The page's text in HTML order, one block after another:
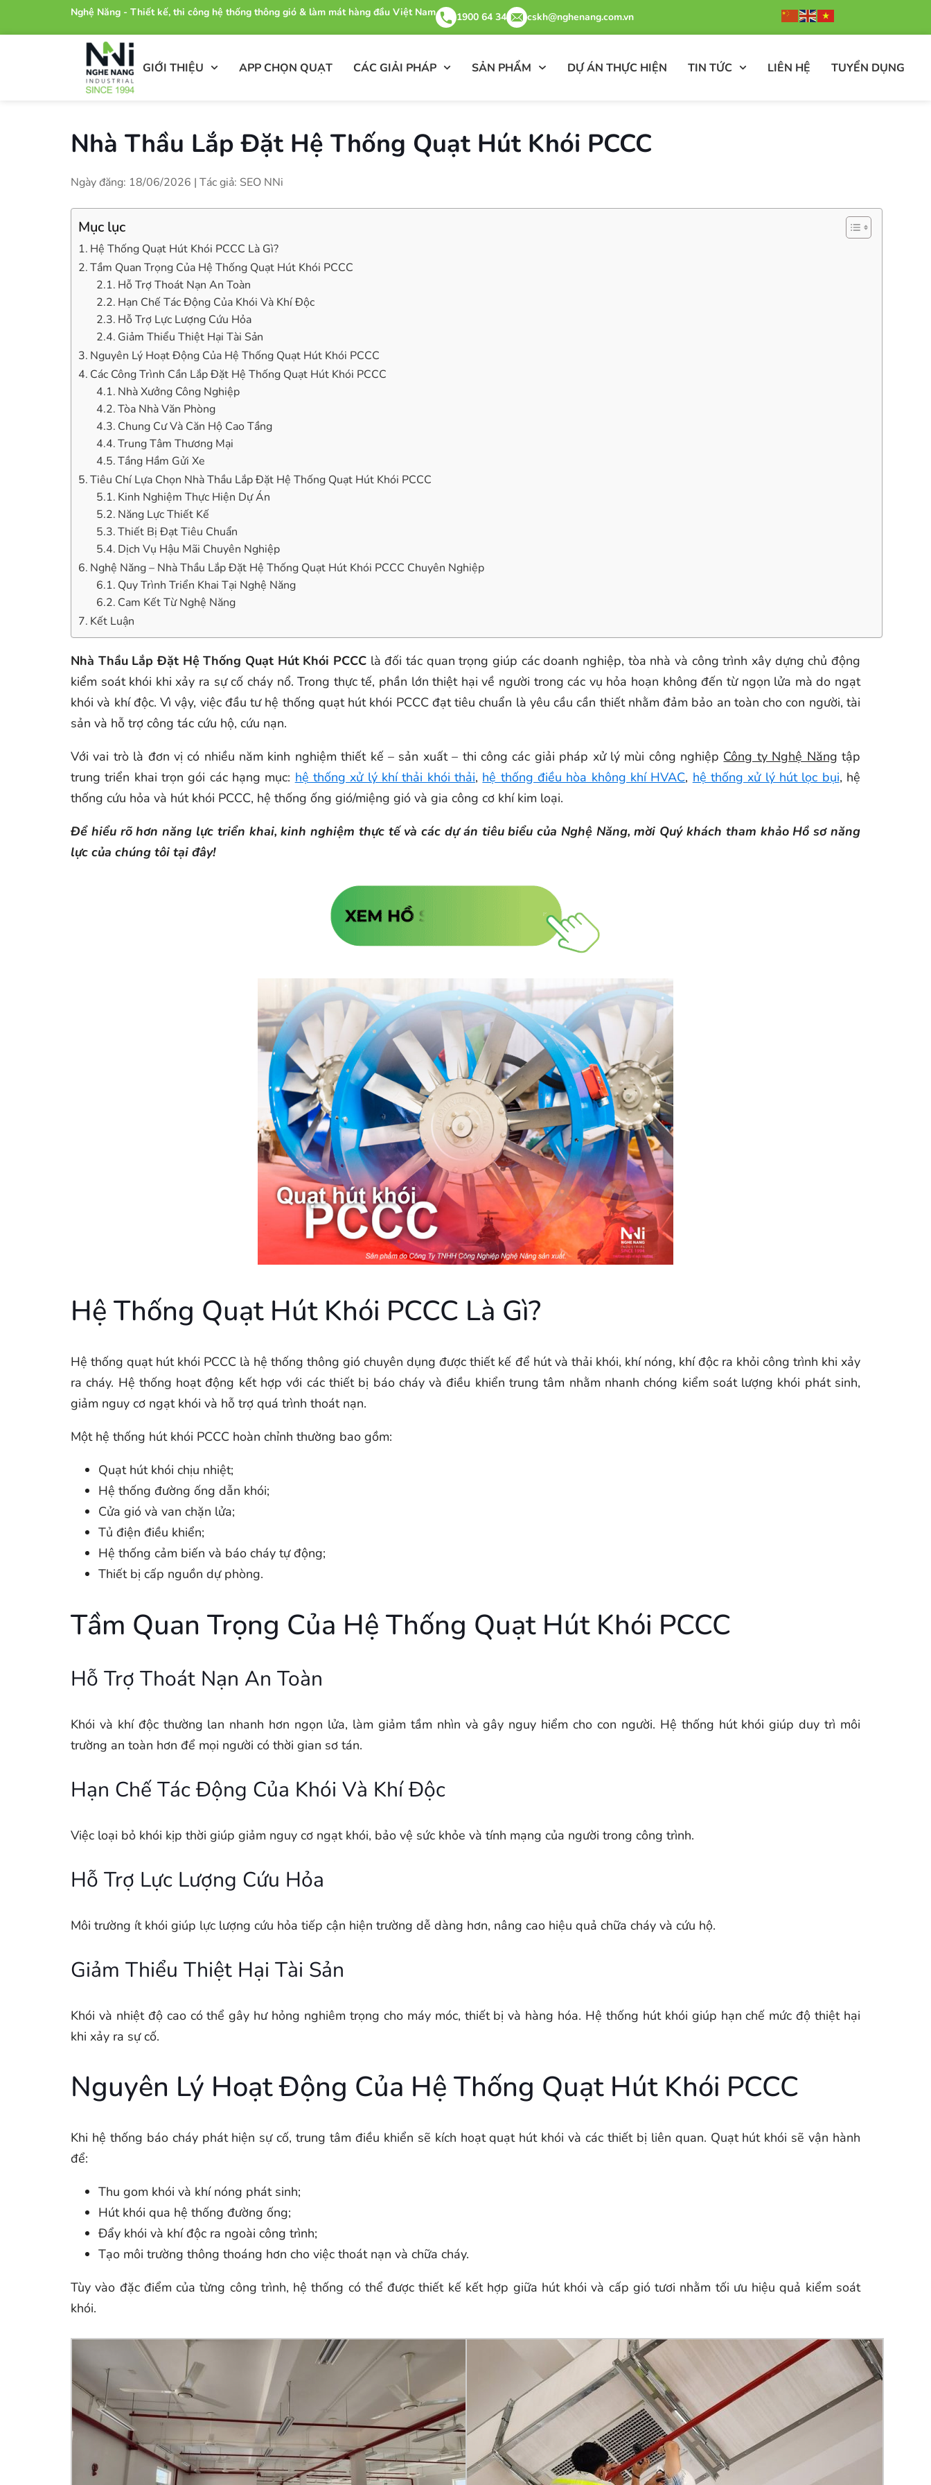
Nghệ Năng - Thiết kế, thi công hệ thống thông gió & làm mát hàng đầu Việt Nam 1900 64 34 cskh@nghenang.com.vn
GIỚI THIỆU APP CHỌN QUẠT CÁC GIẢI PHÁP SẢN PHẨM DỰ ÁN THỰC HIỆN TIN TỨC LIÊN HỆ TUYỂN DỤNG
Nhà Thầu Lắp Đặt Hệ Thống Quạt Hút Khói PCCC
Ngày đăng: 18/06/2026 | Tác giả: SEO NNi
Mục lục
Hệ Thống Quạt Hút Khói PCCC Là Gì?
Tầm Quan Trọng Của Hệ Thống Quạt Hút Khói PCCC
Hỗ Trợ Thoát Nạn An Toàn
Hạn Chế Tác Động Của Khói Và Khí Độc
Hỗ Trợ Lực Lượng Cứu Hỏa
Giảm Thiểu Thiệt Hại Tài Sản
Nguyên Lý Hoạt Động Của Hệ Thống Quạt Hút Khói PCCC
Các Công Trình Cần Lắp Đặt Hệ Thống Quạt Hút Khói PCCC
Nhà Xưởng Công Nghiệp
Tòa Nhà Văn Phòng
Chung Cư Và Căn Hộ Cao Tầng
Trung Tâm Thương Mại
Tầng Hầm Gửi Xe
Tiêu Chí Lựa Chọn Nhà Thầu Lắp Đặt Hệ Thống Quạt Hút Khói PCCC
Kinh Nghiệm Thực Hiện Dự Án
Năng Lực Thiết Kế
Thiết Bị Đạt Tiêu Chuẩn
Dịch Vụ Hậu Mãi Chuyên Nghiệp
Nghệ Năng – Nhà Thầu Lắp Đặt Hệ Thống Quạt Hút Khói PCCC Chuyên Nghiệp
Quy Trình Triển Khai Tại Nghệ Năng
Cam Kết Từ Nghệ Năng
Kết Luận
Nhà Thầu Lắp Đặt Hệ Thống Quạt Hút Khói PCCC là đối tác quan trọng giúp các doanh nghiệp, tòa nhà và công trình xây dựng chủ động
kiểm soát khói khi xảy ra sự cố cháy nổ. Trong thực tế, phần lớn thiệt hại về người trong các vụ hỏa hoạn không đến từ ngọn lửa mà do ngạt
khói và khí độc. Vì vậy, việc đầu tư hệ thống quạt hút khói PCCC đạt tiêu chuẩn là yêu cầu cần thiết nhằm đảm bảo an toàn cho con người, tài
sản và hỗ trợ công tác cứu hộ, cứu nạn.
Với vai trò là đơn vị có nhiều năm kinh nghiệm thiết kế – sản xuất – thi công các giải pháp xử lý mùi công nghiệp Công ty Nghệ Năng tập
trung triển khai trọn gói các hạng mục: hệ thống xử lý khí thải khói thải, hệ thống điều hòa không khí HVAC, hệ thống xử lý hút lọc bụi, hệ
thống cứu hỏa và hút khói PCCC, hệ thống ống gió/miệng gió và gia công cơ khí kim loại.
Để hiểu rõ hơn năng lực triển khai, kinh nghiệm thực tế và các dự án tiêu biểu của Nghệ Năng, mời Quý khách tham khảo Hồ sơ năng
lực của chúng tôi tại đây!
Hệ Thống Quạt Hút Khói PCCC Là Gì?
Hệ thống quạt hút khói PCCC là hệ thống thông gió chuyên dụng được thiết kế để hút và thải khói, khí nóng, khí độc ra khỏi công trình khi xảy
ra cháy. Hệ thống hoạt động kết hợp với các thiết bị báo cháy và điều khiển trung tâm nhằm nhanh chóng kiểm soát lượng khói phát sinh,
giảm nguy cơ ngạt khói và hỗ trợ quá trình thoát nạn.
Một hệ thống hút khói PCCC hoàn chỉnh thường bao gồm:
Quạt hút khói chịu nhiệt;
Hệ thống đường ống dẫn khói;
Cửa gió và van chặn lửa;
Tủ điện điều khiển;
Hệ thống cảm biến và báo cháy tự động;
Thiết bị cấp nguồn dự phòng.
Tầm Quan Trọng Của Hệ Thống Quạt Hút Khói PCCC
Hỗ Trợ Thoát Nạn An Toàn
Khói và khí độc thường lan nhanh hơn ngọn lửa, làm giảm tầm nhìn và gây nguy hiểm cho con người. Hệ thống hút khói giúp duy trì môi
trường an toàn hơn để mọi người có thời gian sơ tán.
Hạn Chế Tác Động Của Khói Và Khí Độc
Việc loại bỏ khói kịp thời giúp giảm nguy cơ ngạt khói, bảo vệ sức khỏe và tính mạng của người trong công trình.
Hỗ Trợ Lực Lượng Cứu Hỏa
Môi trường ít khói giúp lực lượng cứu hỏa tiếp cận hiện trường dễ dàng hơn, nâng cao hiệu quả chữa cháy và cứu hộ.
Giảm Thiểu Thiệt Hại Tài Sản
Khói và nhiệt độ cao có thể gây hư hỏng nghiêm trọng cho máy móc, thiết bị và hàng hóa. Hệ thống hút khói giúp hạn chế mức độ thiệt hại
khi xảy ra sự cố.
Nguyên Lý Hoạt Động Của Hệ Thống Quạt Hút Khói PCCC
Khi hệ thống báo cháy phát hiện sự cố, trung tâm điều khiển sẽ kích hoạt quạt hút khói và các thiết bị liên quan. Quạt hút khói sẽ vận hành
để:
Thu gom khói và khí nóng phát sinh;
Hút khói qua hệ thống đường ống;
Đẩy khói và khí độc ra ngoài công trình;
Tạo môi trường thông thoáng hơn cho việc thoát nạn và chữa cháy.
Tùy vào đặc điểm của từng công trình, hệ thống có thể được thiết kế kết hợp giữa hút khói và cấp gió tươi nhằm tối ưu hiệu quả kiểm soát
khói.